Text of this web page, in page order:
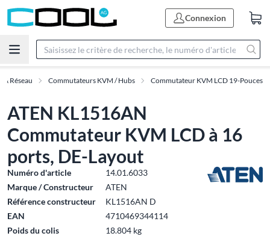
Connexion
& Réseau Commutateurs KVM / Hubs Commutateur KVM LCD 19-Pouces
ATEN KL1516AN
Commutateur KVM LCD à 16
ports, DE-Layout
Numéro d'article
14.01.6033
Marque / Constructeur
ATEN
Référence constructeur
KL1516AN D
EAN
4710469344114
Poids du colis
18.804 kg